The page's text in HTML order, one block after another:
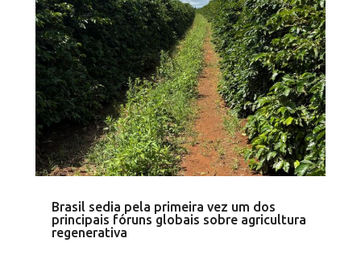
Brasil sedia pela primeira vez um dos
principais fóruns globais sobre agricultura
regenerativa